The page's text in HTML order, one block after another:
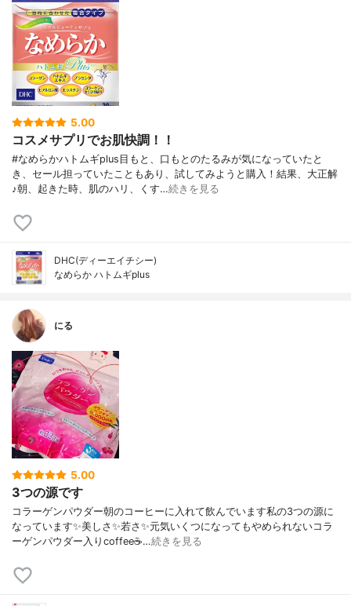
5.00
コスメサプリでお肌快調！！
#なめらかハトムギplus目もと、口もとのたるみが気になっていたと
き、セール担っていたこともあり、試してみようと購入！結果、大正解
♪朝、起きた時、肌のハリ、くす…続きを見る
DHC(ディーエイチシー)
なめらか ハトムギplus
にる
5.00
3つの源です
コラーゲンパウダー朝のコーヒーに入れて飲んでいます私の3つの源に
なっています✨美しさ✨若さ✨元気いくつになってもやめられないコラ
ーゲンパウダー入りcoffee☕…続きを見る